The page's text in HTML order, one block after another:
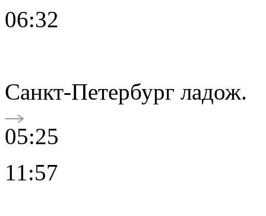
06:32
Санкт-Петербург ладож.
05:25
11:57